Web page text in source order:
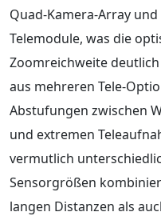
Quad‑Kamera‑Array
Telemodule, was die
Zoomreichweite
aus mehreren
Abstufungen zwischen
und extremen
vermutlich
Sensorgrößen
langen Distanzen als